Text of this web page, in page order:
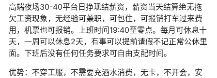
高端夜场30-40平台日挣现结薪资，薪资当天结算绝无拖
欠工资现象，无经验可兼职，可包住，可报销打车过来费
用，机票也可报销。上班时间19:40至零点。每月可休息十
天，一周可以休息2天，有事可以提前请假不记正常公休里
面。下班后没有任何任务要求可自由支配时间。
优势：不穿工服，不需要充酒水消费，无卡，不开会，安